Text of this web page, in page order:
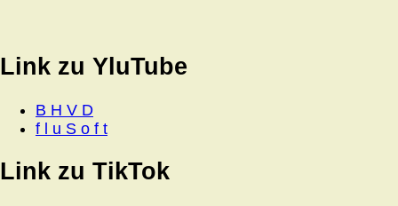
Link zu YluTube
B H V D
f l u S o f t
Link zu TikTok